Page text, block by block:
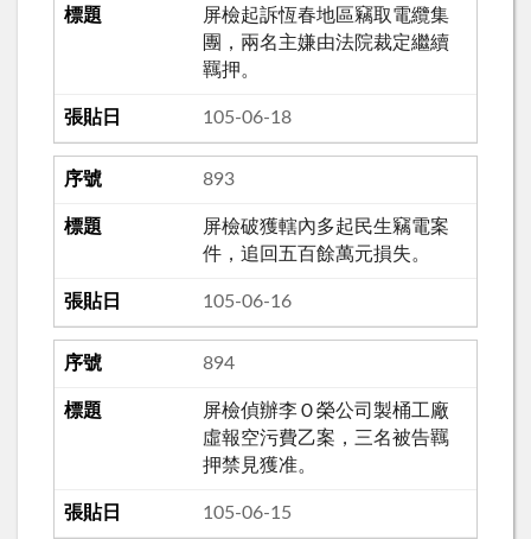
屏檢起訴恆春地區竊取電纜集
團，兩名主嫌由法院裁定繼續
羈押。
105-06-18
893
屏檢破獲轄內多起民生竊電案
件，追回五百餘萬元損失。
105-06-16
894
屏檢偵辦李Ｏ榮公司製桶工廠
虛報空污費乙案，三名被告羈
押禁見獲准。
105-06-15